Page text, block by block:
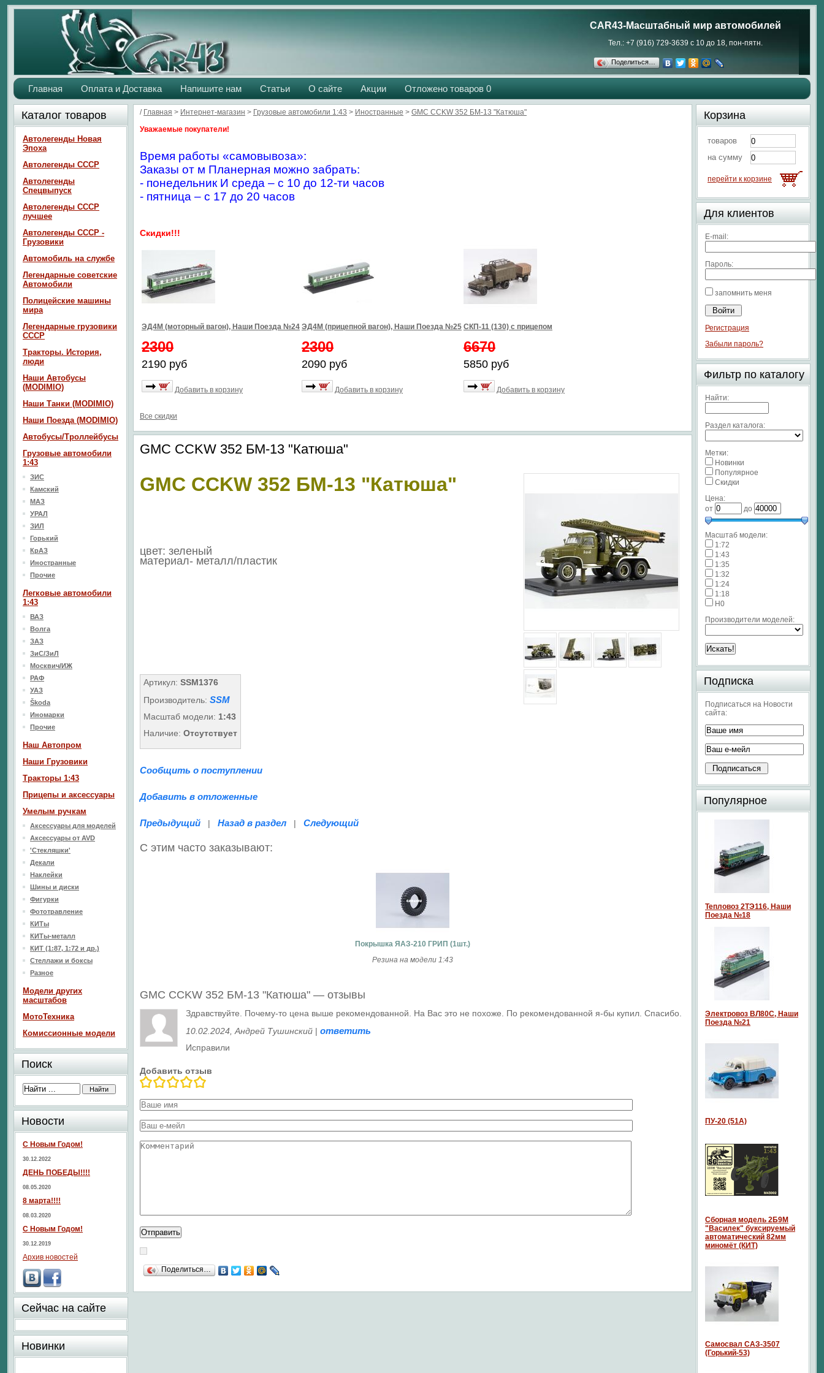
CAR43-Масштабный мир автомобилей
Тел.: +7 (916) 729-3639 с 10 до 18, пон-пятн.
Поделиться…
Главная Оплата и Доставка Напишите нам Статьи О сайте Акции Отложено товаров 0
/ Главная > Интернет-магазин > Грузовые автомобили 1:43 > Иностранные > GMC CCKW 352 БМ-13 "Катюша"
Уважаемые покупатели!
Время работы «самовывоза»:
Заказы от м Планерная можно забрать:
- понедельник И среда – с 10 до 12-ти часов
- пятница – с 17 до 20 часов
Скидки!!!
ЭД4М (моторный вагон), Наши Поезда №24
2300
2190 руб
Добавить в корзину
ЭД4М (прицепной вагон), Наши Поезда №25
2300
2090 руб
Добавить в корзину
СКП-11 (130) с прицепом
6670
5850 руб
Добавить в корзину
Все скидки
GMC CCKW 352 БМ-13 "Катюша"
GMC CCKW 352 БМ-13 "Катюша"
цвет: зеленый
материал- металл/пластик
Артикул: SSM1376
Производитель: SSM
Масштаб модели: 1:43
Наличие: Отсутствует
Сообщить о поступлении
Добавить в отложенные
Предыдущий | Назад в раздел | Следующий
С этим часто заказывают:
Покрышка ЯАЗ-210 ГРИП (1шт.)
Резина на модели 1:43
GMC CCKW 352 БМ-13 "Катюша" — отзывы
Здравствуйте. Почему-то цена выше рекомендованной. На Вас это не похоже. По рекомендованной я-бы купил. Спасибо.
10.02.2024 , Андрей Тушинский | ответить
Исправили
Добавить отзыв
Поделиться…
Каталог товаров
Автолегенды Новая
Эпоха
Автолегенды СССР
Автолегенды
Спецвыпуск
Автолегенды СССР
лучшее
Автолегенды СССР -
Грузовики
Автомобиль на службе
Легендарные советские
Автомобили
Полицейские машины
мира
Легендарные грузовики
СССР
Тракторы. История,
люди
Наши Автобусы
(MODIMIO)
Наши Танки (MODIMIO)
Наши Поезда (MODIMIO)
Автобусы/Троллейбусы
Грузовые автомобили
1:43
ЗИС
Камский
МАЗ
УРАЛ
ЗИЛ
Горький
КрАЗ
Иностранные
Прочие
Легковые автомобили
1:43
ВАЗ
Волга
ЗАЗ
ЗиС/ЗиЛ
Москвич/ИЖ
РАФ
УАЗ
Škoda
Иномарки
Прочие
Наш Aвтопром
Наши Грузовики
Тракторы 1:43
Прицепы и аксессуары
Умелым ручкам
Аксессуары для моделей
Аксессуары от AVD
'Стекляшки'
Декали
Наклейки
Шины и диски
Фигурки
Фототравление
КИТы
КИТы-металл
КИТ (1:87, 1:72 и др.)
Стеллажи и боксы
Разное
Модели других
масштабов
МотоТехника
Комиссионные модели
Поиск
Новости
С Новым Годом!
30.12.2022
ДЕНЬ ПОБЕДЫ!!!!
08.05.2020
8 марта!!!!
08.03.2020
С Новым Годом!
30.12.2019
Архив новостей
Сейчас на сайте
Новинки
Корзина
товаров
на сумму
перейти к корзине
Для клиентов
E-mail:
Пароль:
запомнить меня
Регистрация
Забыли пароль?
Фильтр по каталогу
Найти:
Раздел каталога:
Метки:
Новинки
Популярное
Скидки
Цена:
от
до
Масштаб модели:
1:72
1:43
1:35
1:32
1:24
1:18
H0
Производители моделей:
Подписка
Подписаться на Новости
сайта:
Популярное
Тепловоз 2ТЭ116, Наши
Поезда №18
Электровоз ВЛ80С, Наши
Поезда №21
ПУ-20 (51А)
Сборная модель 2Б9М
"Василек" буксируемый
автоматический 82мм
миномёт (КИТ)
Самосвал САЗ-3507
(Горький-53)